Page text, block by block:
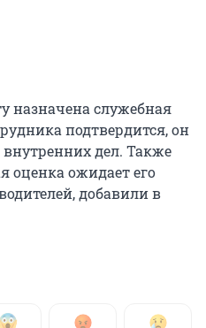
назначена служебная
подтвердится, он
внутренних дел. Также
оценка ожидает его
добавили в